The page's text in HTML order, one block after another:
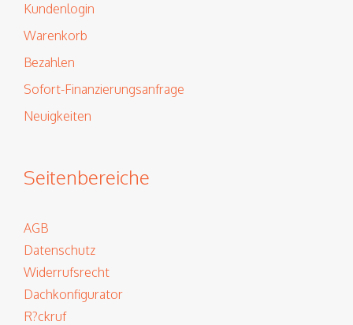
Kundenlogin
Warenkorb
Bezahlen
Sofort-Finanzierungsanfrage
Neuigkeiten
Seitenbereiche
AGB
Datenschutz
Widerrufsrecht
Dachkonfigurator
R?ckruf